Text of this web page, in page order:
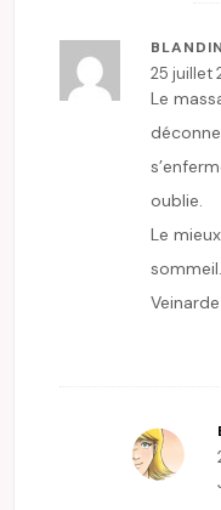
25 juillet
Le
oublie.
Le
Veinarde